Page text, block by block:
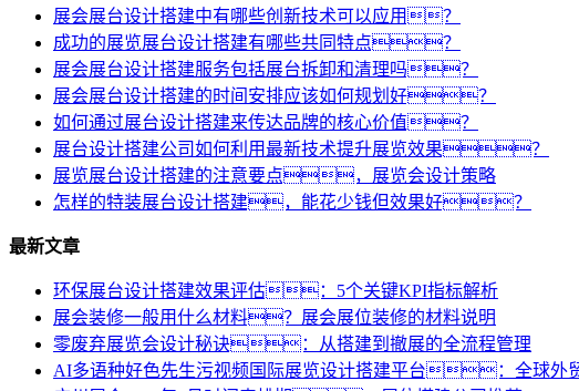
展会展台设计搭建中有哪些创新技术可以应用？
成功的展览展台设计搭建有哪些共同特点？
展会展台设计搭建服务包括展台拆卸和清理吗？
展会展台设计搭建的时间安排应该如何规划好？
如何通过展台设计搭建来传达品牌的核心价值？
展台设计搭建公司如何利用最新技术提升展览效果？
展览展台设计搭建的注意要点，展览会设计策略
怎样的特装展台设计搭建，能花少钱但效果好？
最新文章
环保展台设计搭建效果评估：5个关键KPI指标解析
展会装修一般用什么材料？展会展位装修的材料说明
零废弃展览会设计秘诀：从搭建到撤展的全流程管理
AI多语种好色先生污视频国际展览设计搭建平台：全球外